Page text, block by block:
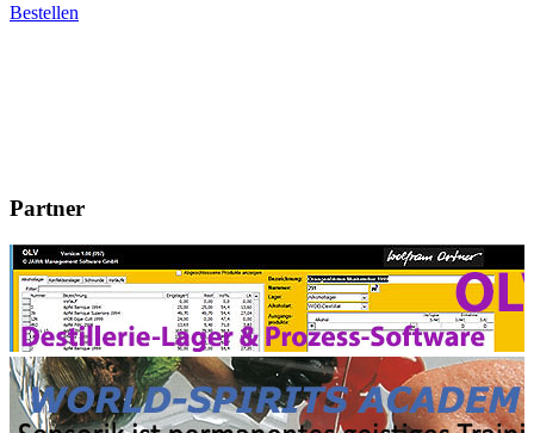
Bestellen
Partner